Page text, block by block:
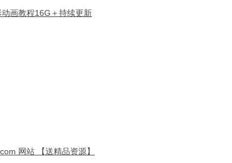
画教程16G＋持续更新
网站 【送精品资源】